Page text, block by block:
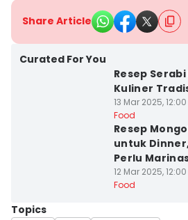
Share Article
Curated For You
Resep
Kuliner
13 Mar 2025,
Food
Resep
untuk
Perlu
12 Mar 2025,
Food
Topics